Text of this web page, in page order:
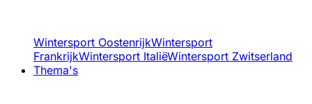
Wintersport OostenrijkWintersport
FrankrijkWintersport ItaliëWintersport Zwitserland
Thema's